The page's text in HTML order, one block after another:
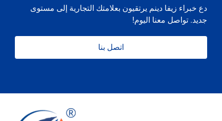
دع خبراء زيفا دينم يرتقيون بعلامتك التجارية إلى مستوى
جديد. تواصل معنا اليوم!
اتصل بنا